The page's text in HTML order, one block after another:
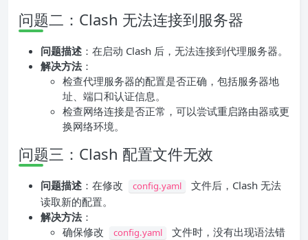
问题二：Clash 无法连接到服务器
问题描述 ：在启动 Clash 后，无法连接到代理服务器。
解决方法：
检查代理服务器的配置是否正确，包括服务器地
址、端口和认证信息。
检查网络连接是否正常，可以尝试重启路由器或更
换网络环境。
问题三：Clash 配置文件无效
问题描述 ：在修改 config.yaml
文件后，Clash 无法
读取新的配置。
解决方法：
确保修改
config.yaml
文件时，没有出现语法错